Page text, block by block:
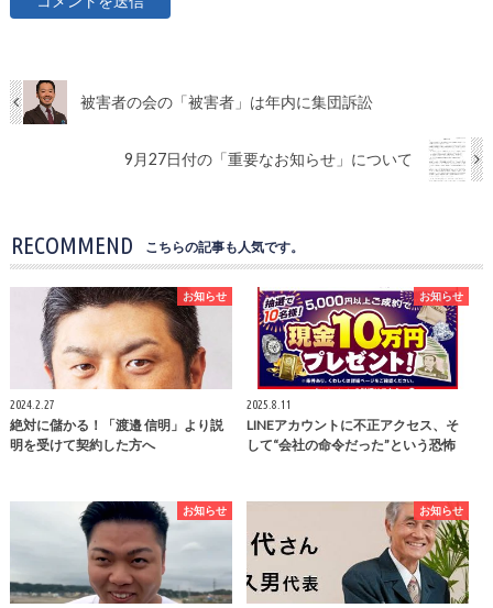
被害者の会の「被害者」は年内に集団訴訟
9月27日付の「重要なお知らせ」について
RECOMMEND こちらの記事も人気です。
お知らせ
2024.2.27
絶対に儲かる！「渡邉 信明」より説
明を受けて契約した方へ
お知らせ
2025.8.11
LINEアカウントに不正アクセス、そ
して“会社の命令だった”という恐怖
お知らせ お知らせ